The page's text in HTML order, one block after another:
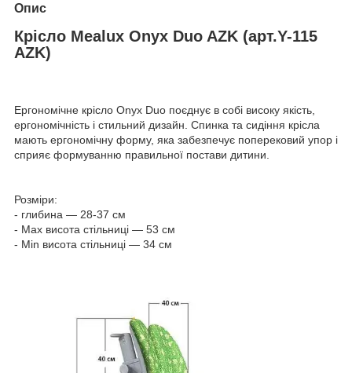
Опис
Крісло Mealux Onyx Duo AZK (арт.Y-115
AZK)
Ергономічне крісло Onyx Duo поєднує в собі високу якість,
ергономічність і стильний дизайн. Спинка та сидіння крісла
мають ергономічну форму, яка забезпечує поперековий упор і
сприяє формуванню правильної постави дитини.
Розміри:
- глибина — 28-37 см
- Max висота стільниці — 53 см
- Min висота стільниці — 34 см